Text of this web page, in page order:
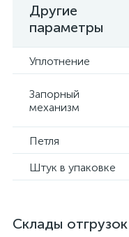
Другие
параметры
Уплотнение
Запорный
механизм
Петля
Штук в упаковке
Склады отгрузок